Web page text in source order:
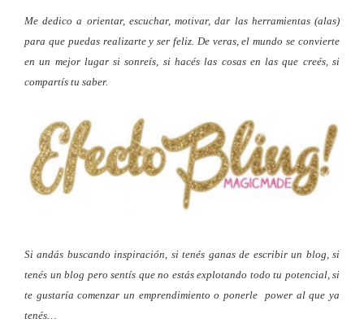
Me dedico a orientar, escuchar, motivar, dar las herramientas (alas)
para que puedas realizarte y ser feliz. De veras, el mundo se convierte
en un mejor lugar si sonreís, si hacés las cosas en las que creés, si
compartís tu saber.
Si andás buscando inspiración, si tenés ganas de escribir un blog, si
tenés un blog pero sentís que no estás explotando todo tu potencial, si
te gustaría comenzar un emprendimiento o ponerle power al que ya
tenés…